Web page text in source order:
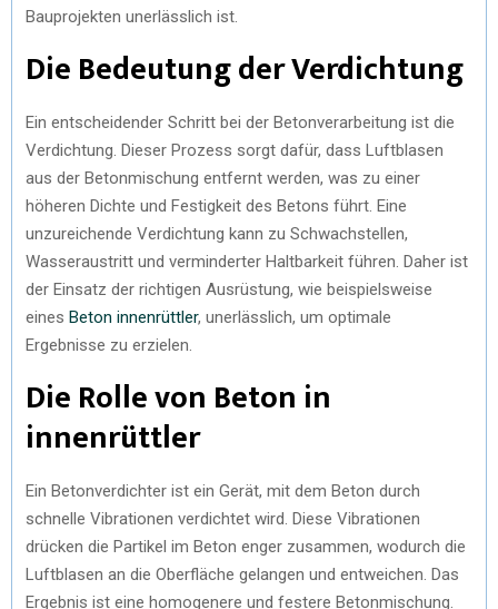
Bauprojekten unerlässlich ist.
Die Bedeutung der Verdichtung
Ein entscheidender Schritt bei der Betonverarbeitung ist die
Verdichtung. Dieser Prozess sorgt dafür, dass Luftblasen
aus der Betonmischung entfernt werden, was zu einer
höheren Dichte und Festigkeit des Betons führt. Eine
unzureichende Verdichtung kann zu Schwachstellen,
Wasseraustritt und verminderter Haltbarkeit führen. Daher ist
der Einsatz der richtigen Ausrüstung, wie beispielsweise
eines Beton innenrüttler, unerlässlich, um optimale
Ergebnisse zu erzielen.
Die Rolle von Beton in
innenrüttler
Ein Betonverdichter ist ein Gerät, mit dem Beton durch
schnelle Vibrationen verdichtet wird. Diese Vibrationen
drücken die Partikel im Beton enger zusammen, wodurch die
Luftblasen an die Oberfläche gelangen und entweichen. Das
Ergebnis ist eine homogenere und festere Betonmischung.